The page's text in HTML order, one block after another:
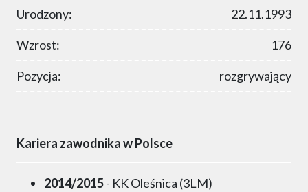
Urodzony: 22.11.1993
Wzrost: 176
Pozycja: rozgrywający
Kariera zawodnika w Polsce
2014/2015- KK Oleśnica (3LM)